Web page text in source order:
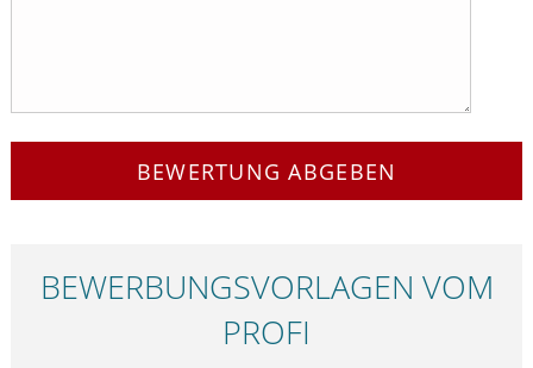
BEWERTUNG ABGEBEN
BEWERBUNGS­VORLAGEN VOM
PROFI